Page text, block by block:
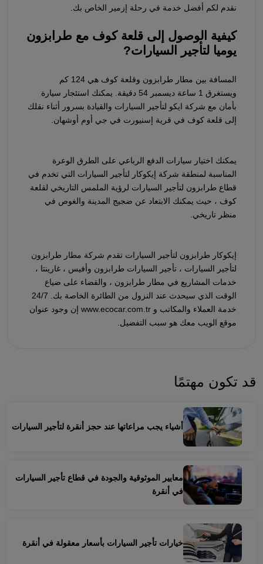
نقدم لكم أفضل خدمة في رحلة إزمير الخاص بك.
كيفية الوصول إلى قلعة كوف مع طرابزون
يوميا لتأجير السيارات?
المسافة بين مطار طرابزون وقلعة كوف هي 124 كم
ويستغرق 1 ساعة ديسمبر 54 دقيقة. يمكنك استئجار سيارة
بأمان مع شركة ايكو لتأجير السيارات والقيادة بسرور أثناء نقلك
إلى قلعة كوف في قرية إسنيورت في جي أوم أوشهان.
يمكنك اختيار سيارات الدفع الرباعي على الطرق الوعرة
المناسبة لمنطقة شركة إيكوكار لتأجير السيارات التي تخدم في
قطاع طرابزون لتأجير السيارات لرؤية الملمس التاريخي لقلعة
كوف ، حيث يمكنك الابتعاد عن ضجيج المدينة والغوص في
منظر تاريخي.
إيكوكار طرابزون لتأجير السيارات تقدم شركة مطار طرابزون
لتأجير السيارات ، تأجير السيارات طرابزون وأفيس ، غارينتا ،
خدمات المشاريع في مطار طرابزون ، والقضاء على ضياع
الوقت الذي سيحدث عند النزول من الطائرة الخاصة بك. 24/7
خدمة العملاء والمكاتب و www.ecocar.com.tr إن وجود عنوان
موقع الويب معك هو سبب التفضيل.
قد تكون مهتمًا
أشياء يجب مراعاتها عند حجز أنقرة لتأجير السيارات
معايير الموثوقية والجودة في قطاع تأجير السيارات
في أنقرة
خيارات تأجير السيارات بأسعار معقولة في أنقرة